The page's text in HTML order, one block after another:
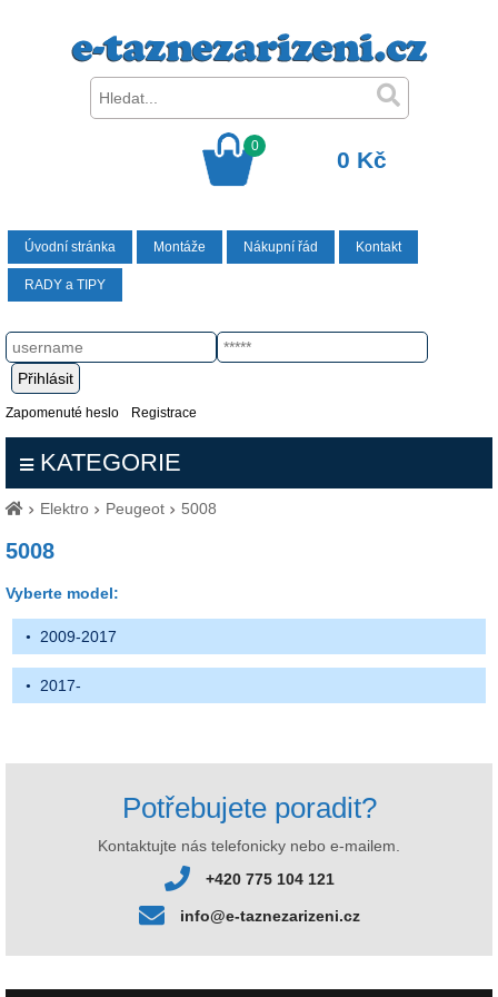
0
0 Kč
Úvodní stránka Montáže Nákupní řád Kontakt
RADY a TIPY
Zapomenuté heslo Registrace
KATEGORIE
Elektro Peugeot 5008
5008
Vyberte model:
2009-2017
2017-
Potřebujete poradit?
Kontaktujte nás telefonicky nebo e-mailem.
+420 775 104 121
info@e-taznezarizeni.cz